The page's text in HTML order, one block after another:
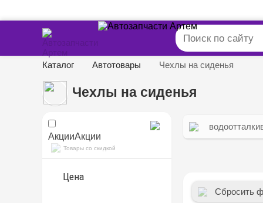
Каталог Автотовары Чехлы на сиденья
Чехлы на сиденья
АкцииАкции
Товары со скидкой
Цена
Сбросить